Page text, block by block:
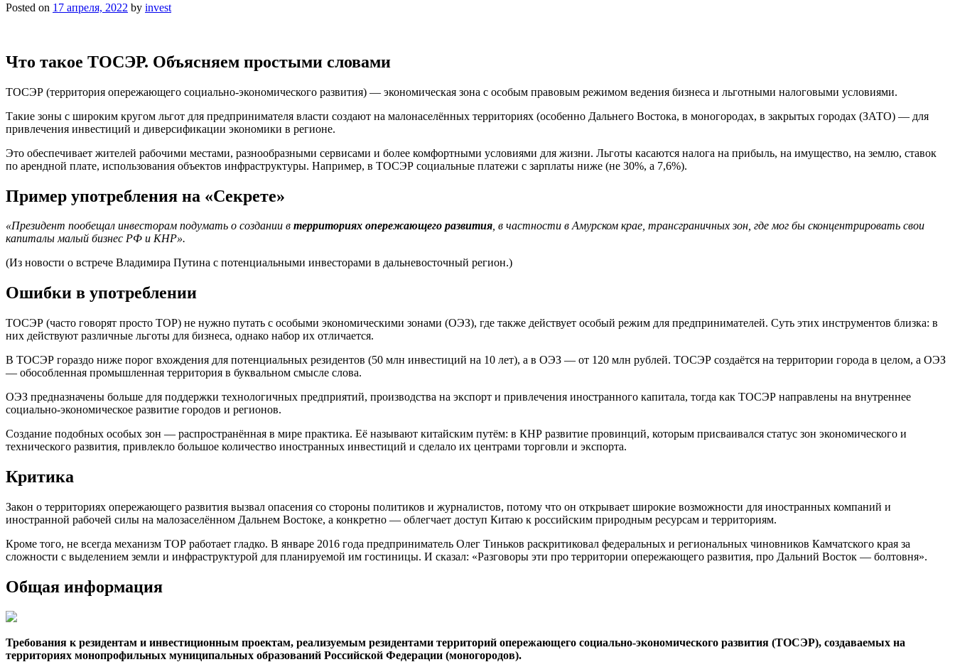
Posted on 17 апреля, 2022 by invest
Что такое ТОСЭР. Объясняем простыми словами
ТОСЭР (территория опережающего социально-экономического развития) — экономическая зона с особым правовым режимом ведения бизнеса и льготными налоговыми условиями.
Такие зоны с широким кругом льгот для предпринимателя власти создают на малонаселённых территориях (особенно Дальнего Востока, в моногородах, в закрытых городах (ЗАТО) — для
привлечения инвестиций и диверсификации экономики в регионе.
Это обеспечивает жителей рабочими местами, разнообразными сервисами и более комфортными условиями для жизни. Льготы касаются налога на прибыль, на имущество, на землю, ставок
по арендной плате, использования объектов инфраструктуры. Например, в ТОСЭР социальные платежи с зарплаты ниже (не 30%, а 7,6%).
Пример употребления на «Секрете»
«Президент пообещал инвесторам подумать о создании в территориях опережающего развития, в частности в Амурском крае, трансграничных зон, где мог бы сконцентрировать свои
капиталы малый бизнес РФ и КНР».
(Из новости о встрече Владимира Путина с потенциальными инвесторами в дальневосточный регион.)
Ошибки в употреблении
ТОСЭР (часто говорят просто ТОР) не нужно путать с особыми экономическими зонами (ОЭЗ), где также действует особый режим для предпринимателей. Суть этих инструментов близка: в
них действуют различные льготы для бизнеса, однако набор их отличается.
В ТОСЭР гораздо ниже порог вхождения для потенциальных резидентов (50 млн инвестиций на 10 лет), а в ОЭЗ — от 120 млн рублей. ТОСЭР создаётся на территории города в целом, а ОЭЗ
— обособленная промышленная территория в буквальном смысле слова.
ОЭЗ предназначены больше для поддержки технологичных предприятий, производства на экспорт и привлечения иностранного капитала, тогда как ТОСЭР направлены на внутреннее
социально-экономическое развитие городов и регионов.
Создание подобных особых зон — распространённая в мире практика. Её называют китайским путём: в КНР развитие провинций, которым присваивался статус зон экономического и
технического развития, привлекло большое количество иностранных инвестиций и сделало их центрами торговли и экспорта.
Критика
Закон о территориях опережающего развития вызвал опасения со стороны политиков и журналистов, потому что он открывает широкие возможности для иностранных компаний и
иностранной рабочей силы на малозаселённом Дальнем Востоке, а конкретно — облегчает доступ Китаю к российским природным ресурсам и территориям.
Кроме того, не всегда механизм ТОР работает гладко. В январе 2016 года предприниматель Олег Тиньков раскритиковал федеральных и региональных чиновников Камчатского края за
сложности с выделением земли и инфраструктурой для планируемой им гостиницы. И сказал: «Разговоры эти про территории опережающего развития, про Дальний Восток — болтовня».
Общая информация
Требования к резидентам и инвестиционным проектам, реализуемым резидентами территорий опережающего социально-экономического развития (ТОСЭР), создаваемых на
территориях монопрофильных муниципальных образований Российской Федерации (моногородов).